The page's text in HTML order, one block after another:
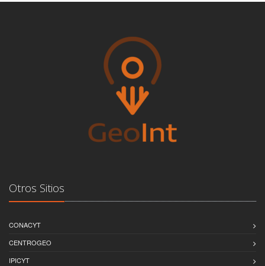
Otros Sitios
CONACYT
CENTROGEO
IPICYT